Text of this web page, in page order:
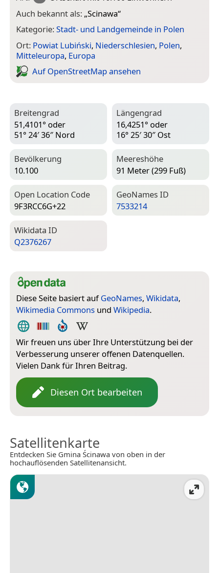
Auch bekannt als: „Scinawa“
Kategorie:Stadt- und Landgemeinde in Polen
Ort: Powiat Lubiński, Niederschlesien, Polen,
Mitteleuropa, Europa
Auf Open­Street­Map ansehen
Breitengrad
51,4101° oder
51° 24′ 36″ Nord
Längengrad
16,4251° oder
16° 25′ 30″ Ost
Bevölkerung
10.100
Meereshöhe
91 Meter (299 Fuß)
Open Location Code
9F3RCC6G+22
Geo­Names ID
7533214
Wiki­data ID
Q2376267
Diese Seite basiert aufGeoNames, Wikidata,
Wikimedia Commons und Wikipedia.
Wir freuen uns über Ihre Unterstützung bei der
Verbesserung unserer offenen Datenquellen.
Vielen Dank für Ihren Beitrag.
Diesen Ort bearbeiten
Satellitenkarte
Entdecken Sie Gmina Ścinawa von oben in der
hochauflösenden Satellitenansicht.